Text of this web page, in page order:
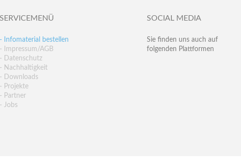
SERVICEMENÜ
- Infomaterial bestellen
- Impressum/AGB
- Datenschutz
- Nachhaltigkeit
- Downloads
- Projekte
- Partner
- Jobs
SOCIAL MEDIA
Sie finden uns auch auf
folgenden Plattformen